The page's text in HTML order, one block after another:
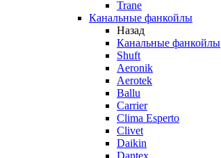
Trane
Канальные фанкойлы
Назад
Канальные фанкойлы
Shuft
Aeronik
Aerotek
Ballu
Carrier
Clima Esperto
Clivet
Daikin
Dantex